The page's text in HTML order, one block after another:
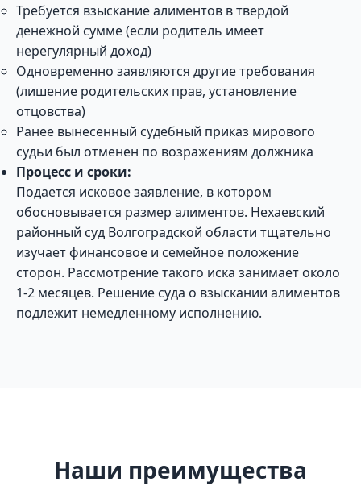
Требуется взыскание алиментов в твердой
денежной сумме (если родитель имеет
нерегулярный доход)
Одновременно заявляются другие требования
(лишение родительских прав, установление
отцовства)
Ранее вынесенный судебный приказ мирового
судьи был отменен по возражениям должника
Процесс и сроки:
Подается исковое заявление, в котором
обосновывается размер алиментов. Нехаевский
районный суд Волгоградской области тщательно
изучает финансовое и семейное положение
сторон. Рассмотрение такого иска занимает около
1-2 месяцев. Решение суда о взыскании алиментов
подлежит немедленному исполнению.
Наши преимущества